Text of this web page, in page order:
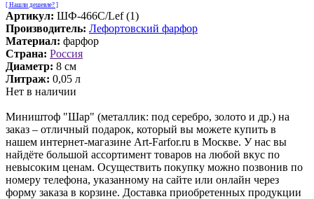
[ Нашли дешевле? ]
Артикул: ШФ-466С/Lef (1)
Производитель: Лефортовский фарфор
Материал: фарфор
Страна: Россия
Диаметр: 8 см
Литраж: 0,05 л
Нет в наличии
Миништоф "Шар" (металлик: под серебро, золото и др.) на
заказ – отличный подарок, который вы можете купить в
нашем интернет-магазине Art-Farfor.ru в Москве. У нас вы
найдёте большой ассортимент товаров на любой вкус по
невысоким ценам. Осуществить покупку можно позвонив по
номеру телефона, указанному на сайте или онлайн через
форму заказа в корзине. Доставка приобретенных продукции